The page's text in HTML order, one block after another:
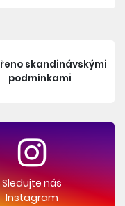
skandinávskými
podmínkami
Sledujte náš
Instagram